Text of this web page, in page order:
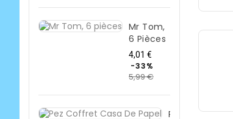
Mr Tom,
6 Pièces
4,01 €
de
base
-33%
5,99 €Prix
Pez